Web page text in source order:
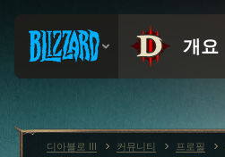
디아블로 III 커뮤니티 프로필